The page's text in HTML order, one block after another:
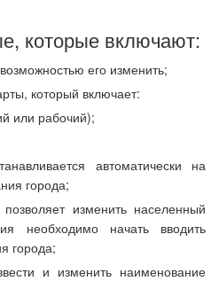
которые включают:
его изменить;
который включает:
или рабочий);
автоматически на
города;
изменить населенный
необходимо начать вводить
города;
и изменить наименование